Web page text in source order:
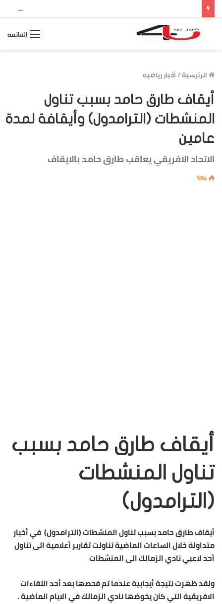
نتيجة الثانوية العامة 2026 بالاسم ورقم الجلوس.. استعلم الآن عن درجاتك والمجموع الكلي
القائمة
الرئيسية/أخبار رياضيه
أيقاف طارق حامد بسبب تناول
المنشطات (الترامدول) وأيقافة لمدة
عامين
الاتحاد الافريقي يعاقب طارق حامد بالايقاف
594
أيقاف طارق حامد بسبب
تناول المنشطات
(الترامدول)
أيقاف طارق حامد بسبب تناول المنشطات (الترامدول) في أخبار
متداولة خلال الساعات الماضية تناولت تقارير أعلامية الى تناول
أحد لاعبي نادي الزمالك الى المنشطات
ولقد ظهرت نتيجة أيجابية عندما تم فحصها بعد أحد اللقاءات
الافريقية التي كان يخوضها نادي الزمالك في الايام الماضية .